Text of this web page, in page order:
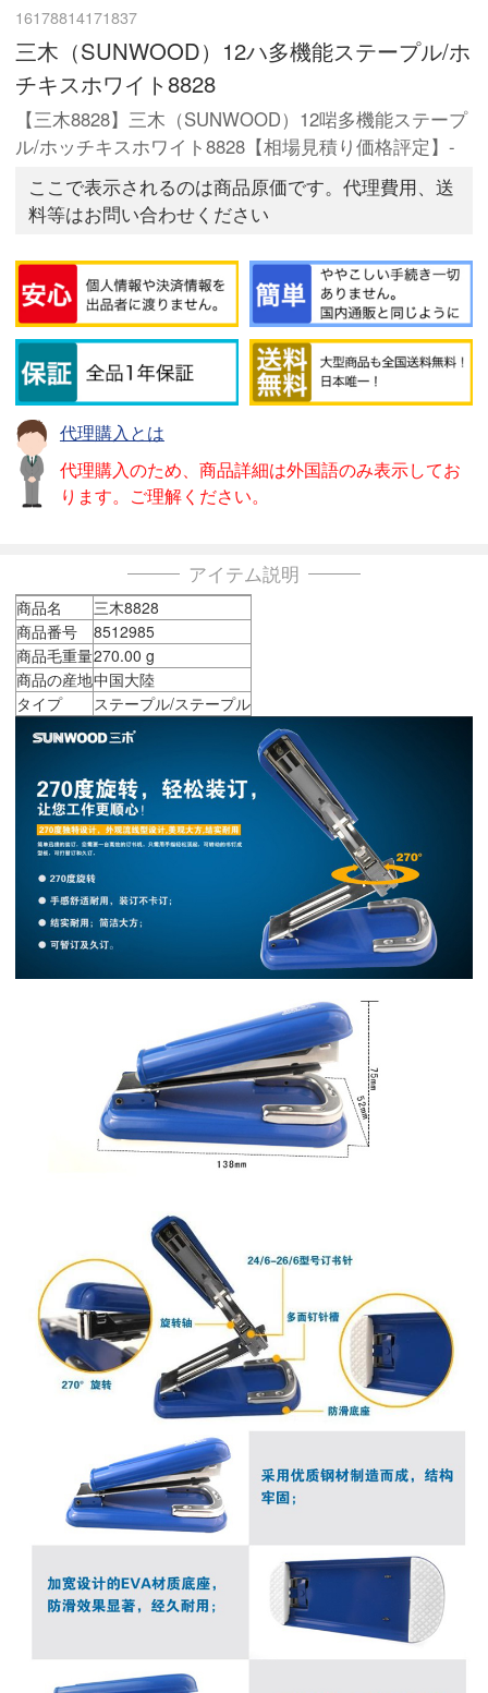
16178814171837
三木（SUNWOOD）12ハ多機能ステープル/ホ
チキスホワイト8828
【三木8828】三木（SUNWOOD）12啱多機能ステープ
ル/ホッチキスホワイト8828【相場見積り価格評定】-
ここで表示されるのは商品原価です。代理費用、送
料等はお問い合わせください
代理購入とは
代理購入のため、商品詳細は外国語のみ表示してお
ります。ご理解ください。
アイテム説明
商品名
三木8828
商品番号
8512985
商品毛重量270.00 g
商品の産地中国大陸
タイプ
ステープル/ステープル